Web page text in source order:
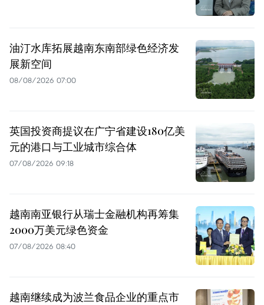
油汀水库拓展越南东南部绿色经济发
展新空间
08/08/2026 07:00
英国投资商提议在广宁省建设180亿美
元的港口与工业城市综合体
07/08/2026 09:18
越南南亚银行从瑞士金融机构再筹集
2000万美元绿色资金
07/08/2026 08:40
越南继续成为波兰食品企业的重点市